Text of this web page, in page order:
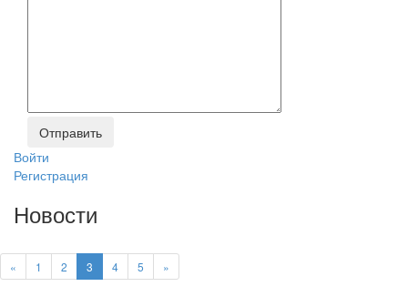
Войти
Регистрация
Новости
« 1 2 3 4 5 »